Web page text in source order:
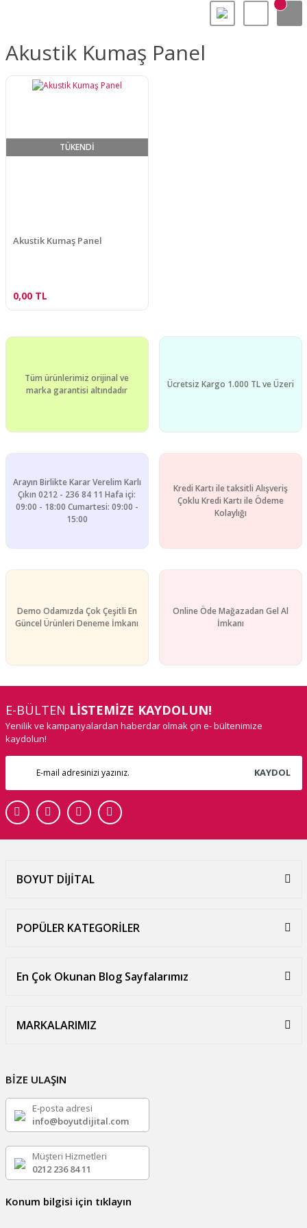
Akustik Kumaş Panel
TÜKENDİ
Akustik Kumaş Panel
0,00 TL
Tüm ürünlerimiz orijinal ve
marka garantisi altındadır
Ücretsiz Kargo 1.000 TL ve Üzeri
Arayın Birlikte Karar Verelim Karlı
Çıkın 0212 - 236 84 11 Hafa içi:
09:00 - 18:00 Cumartesi: 09:00 -
15:00
Kredi Kartı ile taksitli Alışveriş
Çoklu Kredi Kartı ile Ödeme
Kolaylığı
Demo Odamızda Çok Çeşitli En
Güncel Ürünleri Deneme İmkanı
Online Öde Mağazadan Gel Al
İmkanı
E-BÜLTEN LİSTEMİZE KAYDOLUN!
Yenilik ve kampanyalardan haberdar olmak çin e- bültenimize
kaydolun!
KAYDOL
BOYUT DİJİTAL
POPÜLER KATEGORİLER
En Çok Okunan Blog Sayfalarımız
MARKALARIMIZ
BİZE ULAŞIN
E-posta adresi
info@boyutdijital.com
Müşteri Hizmetleri
0212 236 84 11
Konum bilgisi için tıklayın